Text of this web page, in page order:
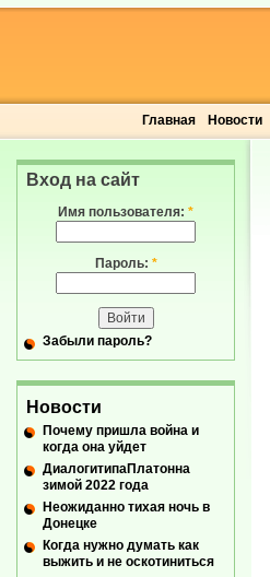
Главная Новости
Вход на сайт
Имя пользователя: *
Пароль: *
Забыли пароль?
Новости
Почему пришла война и
когда она уйдет
ДиалогитипаПлатонна
зимой 2022 года
Неожиданно тихая ночь в
Донецке
Когда нужно думать как
выжить и не оскотиниться